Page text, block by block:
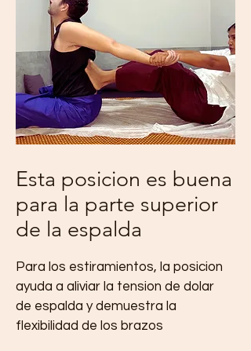
Esta posicion es buena
para la parte superior
de la espalda
Para los estiramientos, la posicion
ayuda a aliviar la tension de dolar
de espalda y demuestra la
flexibilidad de los brazos